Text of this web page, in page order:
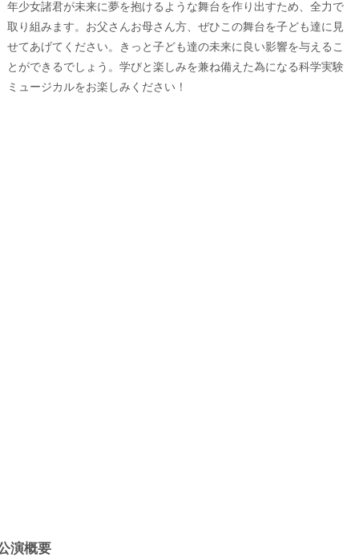
年少女諸君が未来に夢を抱けるような舞台を作り出すため、全力で
取り組みます。お父さんお母さん方、ぜひこの舞台を子ども達に見
せてあげてください。きっと子ども達の未来に良い影響を与えるこ
とができるでしょう。学びと楽しみを兼ね備えた為になる科学実験
ミュージカルをお楽しみください！
演概要